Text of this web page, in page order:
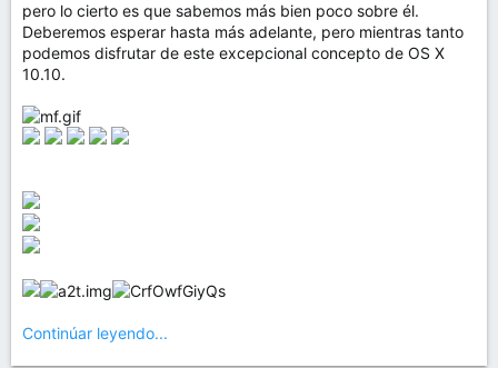
pero lo cierto es que sabemos más bien poco sobre él.
Deberemos esperar hasta más adelante, pero mientras tanto
podemos disfrutar de este excepcional concepto de OS X
10.10.
Continúar leyendo...